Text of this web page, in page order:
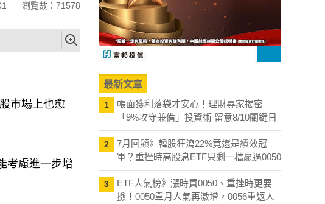
瀏覽數：71578
市場上也愈
考慮進一步增
最新文章
1
帳面獲利落袋才安心！理財專家揭密
「9%攻守兼備」投資術 留意8/10關鍵日
2
7月回顧》韓股狂瀉22%竟還是績效冠
軍？重挫時高股息ETF只剩一檔贏過0050
3
ETF人氣榜》漲時買0050、重挫時更要
撿！0050單月人氣再激增，0056重返人